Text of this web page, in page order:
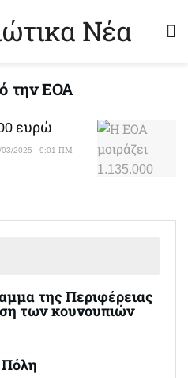
την ΕΟΑ
ευρώ
03/2025 - 9:01 ΠΜ
της Περιφέρειας
των κουνουπιών
Πόλη